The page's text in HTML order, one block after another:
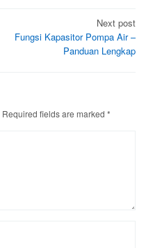
Next post
Fungsi Kapasitor Pompa Air –
Panduan Lengkap
Required fields are marked *